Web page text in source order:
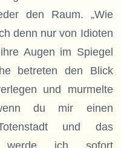
den Raum. „Wie
denn nur von Idioten
Augen im Spiegel
betreten den Blick
und murmelte
du mir einen
und das
werde ich sofort